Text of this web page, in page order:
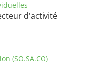
d'activité
(SO.SA.CO)